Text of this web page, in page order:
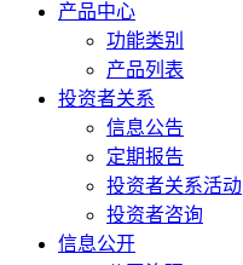
产品中心
功能类别
产品列表
投资者关系
信息公告
定期报告
投资者关系活动
投资者咨询
信息公开